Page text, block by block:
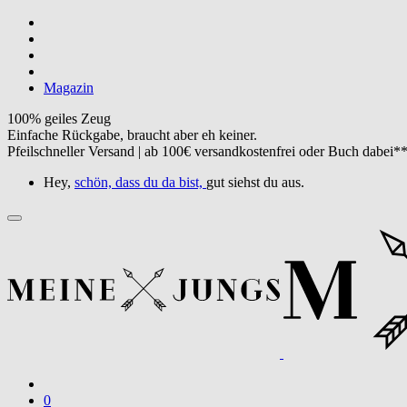
Magazin
100% geiles Zeug
Einfache Rückgabe, braucht aber eh keiner.
Pfeilschneller Versand | ab 100€ versandkostenfrei oder Buch
Hey, schön, dass du da bist, gut siehst du aus.
0